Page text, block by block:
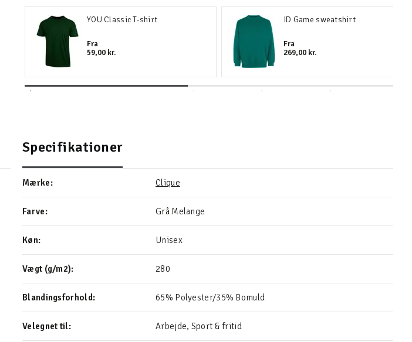
YOU Classic T-shirt
Fra
59,00 kr.
ID Game sweatshirt
Fra
269,00 kr.
Specifikationer
Mærke: Clique
Farve: Grå Melange
Køn: Unisex
Vægt (g/m2): 280
Blandingsforhold: 65% Polyester/35% Bomuld
Velegnet til: Arbejde, Sport & fritid